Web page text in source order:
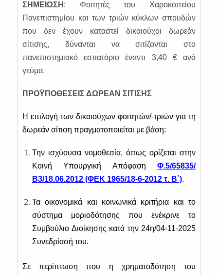
ΣΗΜΕΙΩΣΗ : Φοιτητές του Χαροκοπείου
Πανεπιστημίου και των τριών κύκλων σπουδών
που δεν έχουν καταστεί δικαιούχοι δωρεάν
σίτισης, δύνανται να σιτίζονται στο
πανεπιστημιακό εστιατόριο έναντι 3,40 € ανά
γεύμα.
ΠΡΟΫΠΟΘΕΣΕΙΣ ΔΩΡΕΑΝ ΣΙΤΙΣΗΣ
Η επιλογή των δικαιούχων φοιτητών/-τριών για τη
δωρεάν σίτιση πραγματοποιείται με βάση:
Την ισχύουσα νομοθεσία, όπως ορίζεται στην
Κοινή Υπουργική Απόφαση Φ.5/65835/
Β3/18.06.2012 (ΦΕΚ 1965/18-6-2012 τ. Β΄).
Τα οικονομικά και κοινωνικά κριτήρια και το
σύστημα μοριοδότησης που ενέκρινε το
Συμβούλιο Διοίκησης κατά την 24η/04-11-2025
Συνεδρίασή του.
Σε περίπτωση που η χρηματοδότηση του